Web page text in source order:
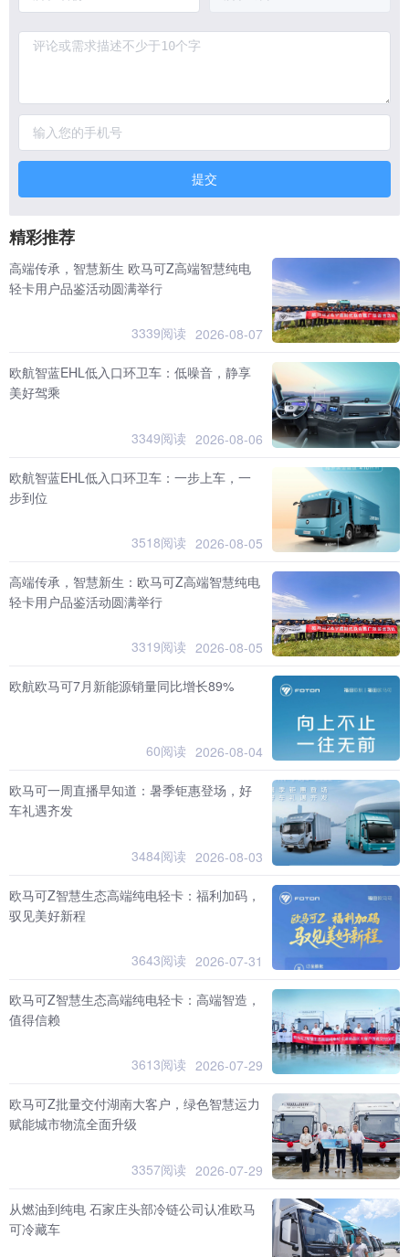
提交
精彩推荐
高端传承，智慧新生 欧马可Z高端智慧纯电
轻卡用户品鉴活动圆满举行
3339阅读 2026-08-07
欧航智蓝EHL低入口环卫车：低噪音，静享
美好驾乘
3349阅读 2026-08-06
欧航智蓝EHL低入口环卫车：一步上车，一
步到位
3518阅读 2026-08-05
高端传承，智慧新生：欧马可Z高端智慧纯电
轻卡用户品鉴活动圆满举行
3319阅读 2026-08-05
欧航欧马可7月新能源销量同比增长89%
60阅读 2026-08-04
欧马可一周直播早知道：暑季钜惠登场，好
车礼遇齐发
3484阅读 2026-08-03
欧马可Z智慧生态高端纯电轻卡：福利加码，
驭见美好新程
3643阅读 2026-07-31
欧马可Z智慧生态高端纯电轻卡：高端智造，
值得信赖
3613阅读 2026-07-29
欧马可Z批量交付湖南大客户，绿色智慧运力
赋能城市物流全面升级
3357阅读 2026-07-29
从燃油到纯电 石家庄头部冷链公司认准欧马
可冷藏车